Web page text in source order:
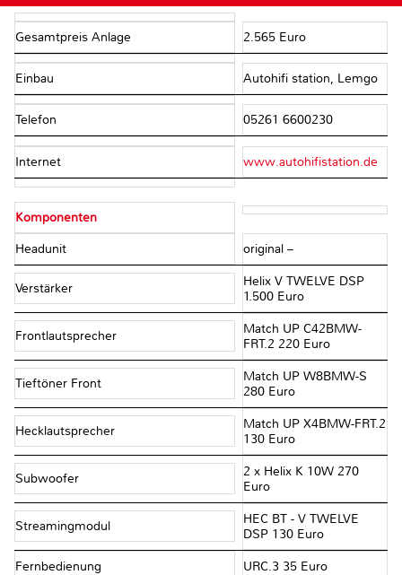
Gesamtpreis Anlage 2.565 Euro
Einbau Autohifi station, Lemgo
Telefon 05261 6600230
Internet www.autohifistation.de
Komponenten
Headunit original –
Verstärker
Helix V TWELVE DSP
1.500 Euro
Frontlautsprecher
Match UP C42BMW-
FRT.2 220 Euro
Tieftöner Front
Match UP W8BMW-S
280 Euro
Hecklautsprecher
Match UP X4BMW-FRT.2
130 Euro
Subwoofer
2 x Helix K 10W 270
Euro
Streamingmodul
HEC BT - V TWELVE
DSP 130 Euro
Fernbedienung URC.3 35 Euro